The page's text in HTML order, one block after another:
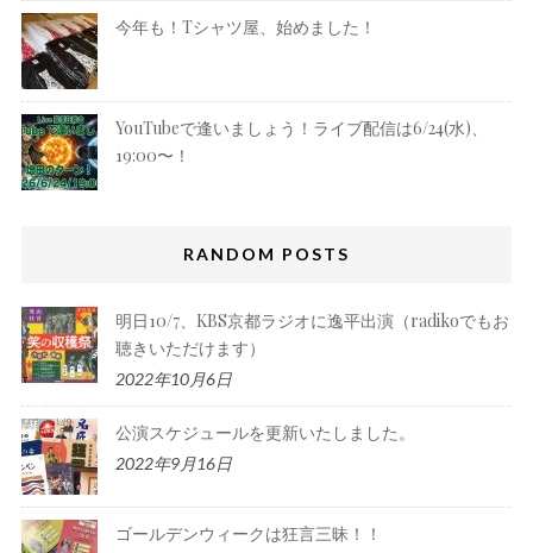
今年も！Tシャツ屋、始めました！
YouTubeで逢いましょう！ライブ配信は6/24(水)、
19:00〜！
RANDOM POSTS
明日10/7、KBS京都ラジオに逸平出演（radikoでもお
聴きいただけます）
2022年10月6日
公演スケジュールを更新いたしました。
2022年9月16日
ゴールデンウィークは狂言三昧！！